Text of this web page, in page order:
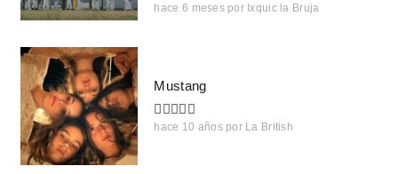
hace 6 meses por Ixquic la Bruja
Mustang
hace 10 años por La British